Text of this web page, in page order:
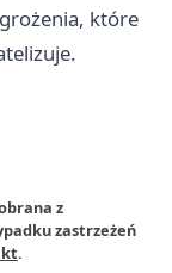
które
z
zastrzeżeń
.